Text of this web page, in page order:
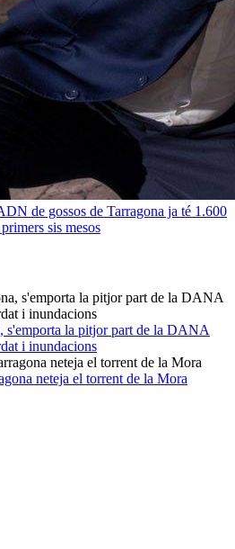
de gossos de Tarragona ja té 1.600
sis mesos
s'emporta la pitjor part de la DANA
i inundacions
neteja el torrent de la Mora